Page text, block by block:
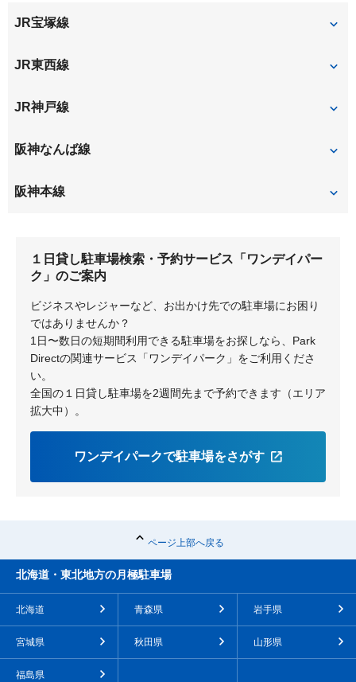
金楽寺町
杭瀬本町
西難波町
西御園町
東大物町
JR宝塚線
塚口
JR東西線
尼崎
JR神戸線
尼崎
阪神なんば線
大物
阪神本線
尼崎 杭瀬
千船
１日貸し駐車場検索・予約サービス「ワンデイパー
ク」のご案内
ビジネスやレジャーなど、お出かけ先での駐車場にお困り
ではありませんか？
1日〜数日の短期間利用できる駐車場をお探しなら、Park
Directの関連サービス「ワンデイパーク」をご利用くださ
い。
全国の１日貸し駐車場を2週間先まで予約できます（エリア
拡大中）。
ワンデイパークで駐車場をさがす
ページ上部へ戻る
北海道・東北地方の月極駐車場
北海道 青森県 岩手県
宮城県 秋田県 山形県
福島県